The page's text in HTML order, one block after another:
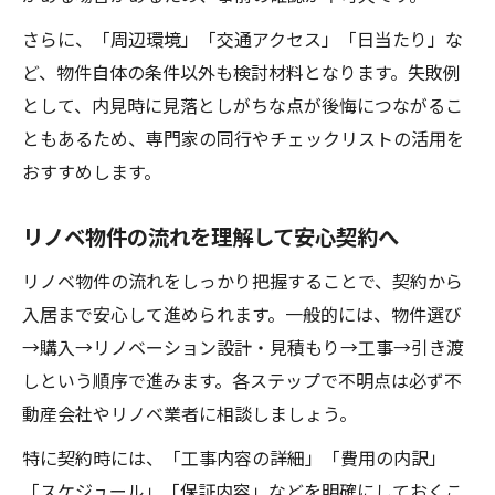
さらに、「周辺環境」「交通アクセス」「日当たり」な
ど、物件自体の条件以外も検討材料となります。失敗例
として、内見時に見落としがちな点が後悔につながるこ
ともあるため、専門家の同行やチェックリストの活用を
おすすめします。
リノベ物件の流れを理解して安心契約へ
リノベ物件の流れをしっかり把握することで、契約から
入居まで安心して進められます。一般的には、物件選び
→購入→リノベーション設計・見積もり→工事→引き渡
しという順序で進みます。各ステップで不明点は必ず不
動産会社やリノベ業者に相談しましょう。
特に契約時には、「工事内容の詳細」「費用の内訳」